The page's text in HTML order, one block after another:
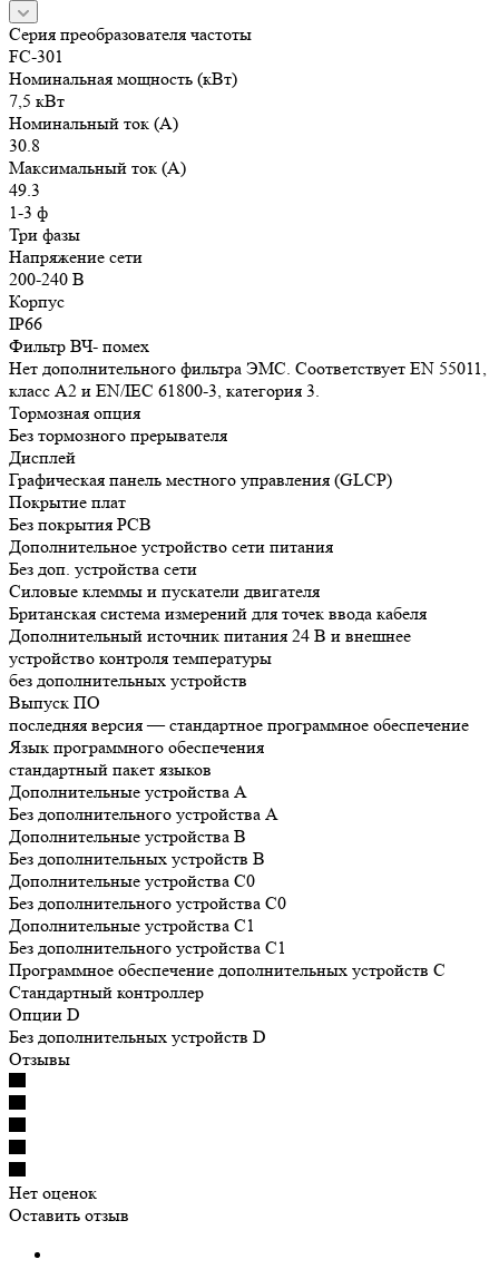
Серия преобразователя частоты
FC-301
Номинальная мощность (кВт)
7,5 кВт
Номинальный ток (А)
30.8
Максимальный ток (А)
49.3
1-3 ф
Три фазы
Напряжение сети
200-240 В
Корпус
IP66
Фильтр ВЧ- помех
Нет дополнительного фильтра ЭМС. Соответствует EN 55011,
класс A2 и EN/IEC 61800-3, категория 3.
Тормозная опция
Без тормозного прерывателя
Дисплей
Графическая панель местного управления (GLCP)
Покрытие плат
Без покрытия РСВ
Дополнительное устройство сети питания
Без доп. устройства сети
Силовые клеммы и пускатели двигателя
Британская система измерений для точек ввода кабеля
Дополнительный источник питания 24 В и внешнее
устройство контроля температуры
без дополнительных устройств
Выпуск ПО
последняя версия — стандартное программное обеспечение
Язык программного обеспечения
стандартный пакет языков
Дополнительные устройства А
Без дополнительного устройства A
Дополнительные устройства B
Без дополнительных устройств B
Дополнительные устройства C0
Без дополнительного устройства C0
Дополнительные устройства C1
Без дополнительного устройства C1
Программное обеспечение дополнительных устройств С
Cтандартный контроллер
Опции D
Без дополнительных устройств D
Отзывы
Нет оценок
Оставить отзыв